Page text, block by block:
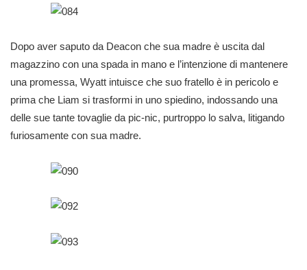
Dopo aver saputo da Deacon che sua madre è uscita dal
magazzino con una spada in mano e l’intenzione di mantenere
una promessa, Wyatt intuisce che suo fratello è in pericolo e
prima che Liam si trasformi in uno spiedino, indossando una
delle sue tante tovaglie da pic-nic, purtroppo lo salva, litigando
furiosamente con sua madre.